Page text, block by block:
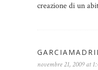
creazione di un
novembre 21, 2009 at